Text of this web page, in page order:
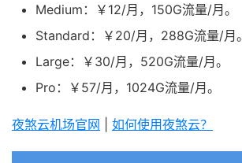
Medium：￥12/月，150G流量/月。
Standard：￥20/月，288G流量/月。
Large：￥30/月，520G流量/月。
Pro：￥57/月，1024G流量/月。
夜煞云机场官网 如何使用夜煞云？